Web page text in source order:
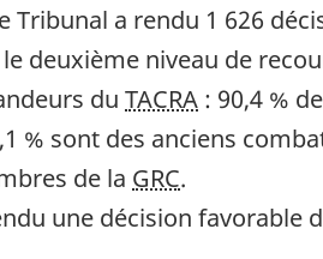
Tribunal a rendu 1 626
le deuxième niveau de
du TACRA : 90,4 %
% sont des anciens
de la GRC.
une décision favorable